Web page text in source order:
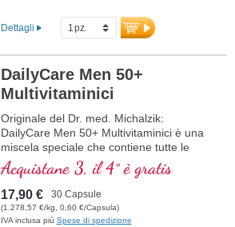
estratto da depositi di corallo marino non
vivente al largo delle coste di Okinawa e
fabbisogno giornaliero di nutrienti.
Vegano, senza additivi, sviluppato da
senza alluminio e oltre 20 anni di
esperienza garantiscono la massima
qualità.
Ulteriori informazioni su DailyCare
Men 50+ Minerali
Dettagli
DailyCare Men 50+
Multivitaminici
Originale del Dr. med. Michalzik:
DailyCare Men 50+ Multivitaminici è una
miscela speciale che contiene tutte le
vitamine in forma bioattiva e ad alta
dosaggio. Questa formula è adattata alle
esigenze degli uomini oltre i 50 anni e
offre un supporto completo per il
benessere generale.
Acquistane 3, il 4° è gratis
17,90 € 30 Capsule
(1.278,57 €/kg, 0,60 €/Capsula)
IVA inclusa più Spese di spedizione